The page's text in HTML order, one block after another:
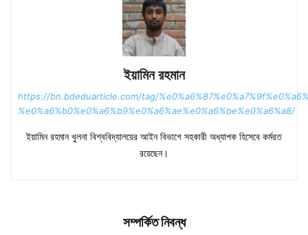
ইয়ামিন রহমান
https://bn.bdeduarticle.com/tag/
%e0%a6%b0%e0%a6%b9%e0%a6%ae%e0%a6%be%e0%a6%a8/
ইয়ামিন রহমান খুলনা বিশ্ববিদ্যালয়ের আইন বিভাগে সহকারী অধ্যাপক হিসেবে কর্মরত
রয়েছেন।
সম্পর্কিত নিবন্ধ